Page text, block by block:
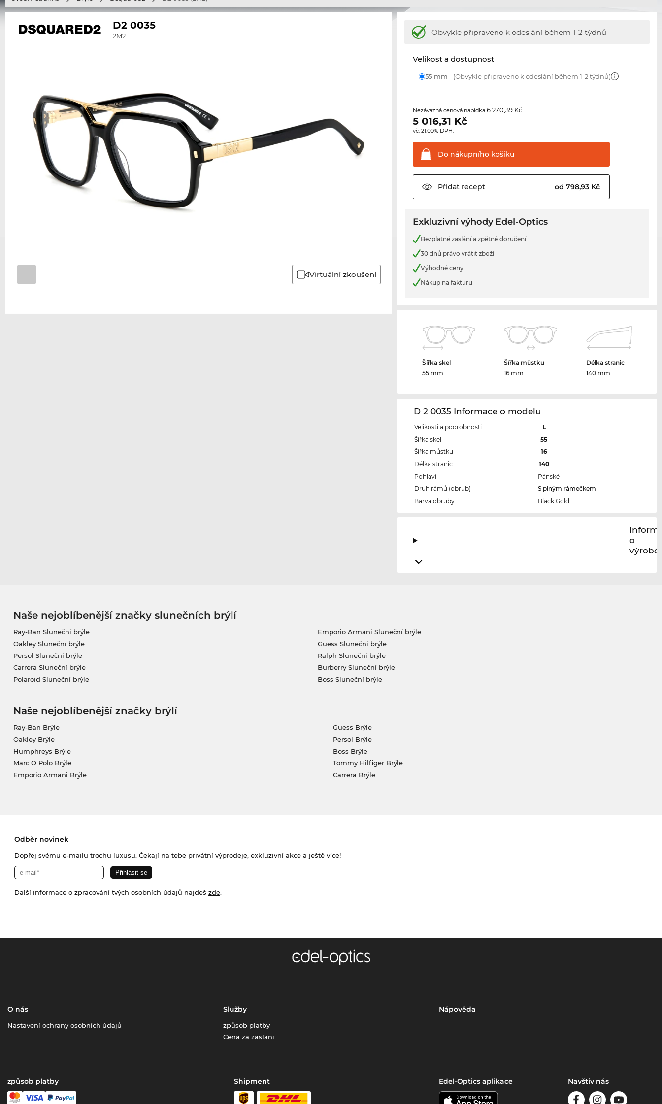
D2 0035
2M2
Virtuální zkoušení
Obvykle připraveno k odeslání během 1-2 týdnů
Velikost a dostupnost
55 mm (Obvykle připraveno k odeslání během 1-2 týdnů)
Nezávazná cenová nabídka6 270,39 Kč
5 016,31 Kč
vč. 21.00% DPH.
Do nákupního košíku
Přidat recept od 798,93 Kč
Exkluzivní výhody Edel-Optics
Bezplatné zaslání a zpětné doručení
30 dnů právo vrátit zboží
Výhodné ceny
Nákup na fakturu
Šířka skel
55 mm
Šířka můstku
16 mm
Délka stranic
140 mm
D 2 0035 Informace o modelu
Velikosti a podrobnosti
L
Šířka skel
55
Šířka můstku
16
Délka stranic
140
Pohlaví
Pánské
Druh rámů (obrub)
S plným rámečkem
Barva obruby
Black Gold
o
výrobci
Naše nejoblíbenější značky slunečních brýlí
Ray-Ban Sluneční brýle
Oakley Sluneční brýle
Persol Sluneční brýle
Carrera Sluneční brýle
Polaroid Sluneční brýle
Emporio Armani Sluneční brýle
Guess Sluneční brýle
Ralph Sluneční brýle
Burberry Sluneční brýle
Boss Sluneční brýle
Naše nejoblíbenější značky brýlí
Ray-Ban Brýle
Oakley Brýle
Humphreys Brýle
Marc O Polo Brýle
Emporio Armani Brýle
Guess Brýle
Persol Brýle
Boss Brýle
Tommy Hilfiger Brýle
Carrera Brýle
Odběr novinek
Dopřej svému e-mailu trochu luxusu. Čekají na tebe privátní výprodeje, exkluzivní akce a ještě více!
Další informace o zpracování tvých osobních údajů najdeš zde.
O nás
Nastavení ochrany osobních údajů
Služby
způsob platby
Cena za zaslání
Nápověda
způsob platby Shipment Edel-Optics aplikace Navštiv nás